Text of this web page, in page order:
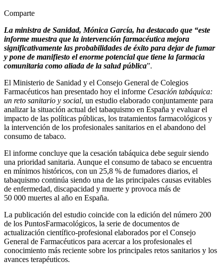
Comparte
La ministra de Sanidad, Mónica García, ha destacado que “este
informe muestra que la intervención farmacéutica mejora
significativamente las probabilidades de éxito para dejar de fumar
y pone de manifiesto el enorme potencial que tiene la farmacia
comunitaria como aliada de la salud pública”.
El Ministerio de Sanidad y el Consejo General de Colegios
Farmacéuticos han presentado hoy el informe Cesación tabáquica:
un reto sanitario y social, un estudio elaborado conjuntamente para
analizar la situación actual del tabaquismo en España y evaluar el
impacto de las políticas públicas, los tratamientos farmacológicos y
la intervención de los profesionales sanitarios en el abandono del
consumo de tabaco.
El informe concluye que la cesación tabáquica debe seguir siendo
una prioridad sanitaria. Aunque el consumo de tabaco se encuentra
en mínimos históricos, con un 25,8 % de fumadores diarios, el
tabaquismo continúa siendo una de las principales causas evitables
de enfermedad, discapacidad y muerte y provoca más de
50 000 muertes al año en España.
La publicación del estudio coincide con la edición del número 200
de los PuntosFarmacológicos, la serie de documentos de
actualización científico-profesional elaborados por el Consejo
General de Farmacéuticos para acercar a los profesionales el
conocimiento más reciente sobre los principales retos sanitarios y los
avances terapéuticos.